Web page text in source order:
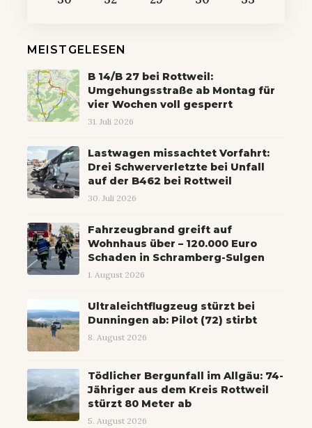
MEISTGELESEN
B 14/B 27 bei Rottweil:
Umgehungsstraße ab Montag für
vier Wochen voll gesperrt
31. Juli 2026
Lastwagen missachtet Vorfahrt:
Drei Schwerverletzte bei Unfall
auf der B462 bei Rottweil
30. Juli 2026
Fahrzeugbrand greift auf
Wohnhaus über – 120.000 Euro
Schaden in Schramberg-Sulgen
1. August 2026
Ultraleichtflugzeug stürzt bei
Dunningen ab: Pilot (72) stirbt
8. August 2026
Tödlicher Bergunfall im Allgäu: 74-
Jähriger aus dem Kreis Rottweil
stürzt 80 Meter ab
5. August 2026